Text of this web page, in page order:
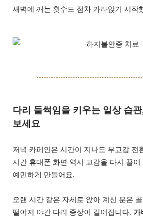
새벽에 깨는 횟수도 점차 가라앉기 시작
다리 들썩임을 키우는 일상 습
보세요
저녁 카페인은 시간이 지나도 부교감 전
시간 휴대폰 화면 역시 교감을 다시 끌어
예민하게 만들어요.
오랜 시간 같은 자세로 앉아 계신 분은 골
떨어져 야간 다리 증상이 길어집니다. 가